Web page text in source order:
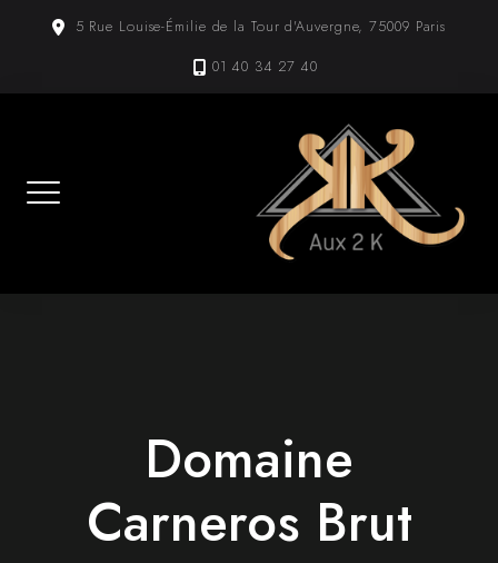
5 Rue Louise-Émilie de la Tour d'Auvergne, 75009 Paris
01 40 34 27 40
Domaine
Carneros Brut